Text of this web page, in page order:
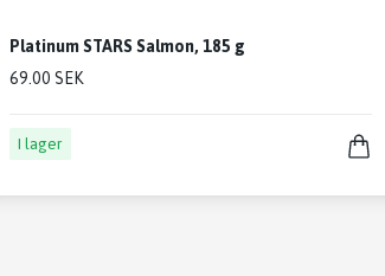
Platinum STARS Salmon, 185 g
69.00 SEK
I lager